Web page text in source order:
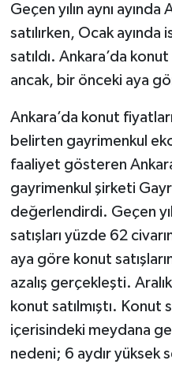
Geçen yılın aynı
satılırken, Ocak
satıldı. Ankara’da konut
ancak, bir önceki aya
Ankara’da konut
belirten gayrimenkul
faaliyet gösteren
gayrimenkul şirketi
değerlendirdi. Geçen
satışları yüzde 62
aya göre konut
azalış gerçekleşti.
konut satılmıştı. Konut
içerisindeki meydana
nedeni; 6 aydır yüksek